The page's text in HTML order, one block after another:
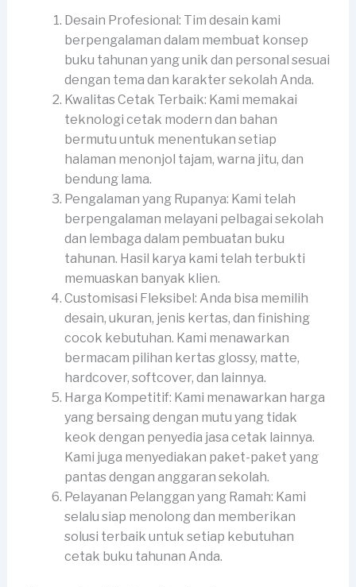
Desain Profesional: Tim desain kami
berpengalaman dalam membuat konsep
buku tahunan yang unik dan personal sesuai
dengan tema dan karakter sekolah Anda.
Kwalitas Cetak Terbaik: Kami memakai
teknologi cetak modern dan bahan
bermutu untuk menentukan setiap
halaman menonjol tajam, warna jitu, dan
bendung lama.
Pengalaman yang Rupanya: Kami telah
berpengalaman melayani pelbagai sekolah
dan lembaga dalam pembuatan buku
tahunan. Hasil karya kami telah terbukti
memuaskan banyak klien.
Customisasi Fleksibel: Anda bisa memilih
desain, ukuran, jenis kertas, dan finishing
cocok kebutuhan. Kami menawarkan
bermacam pilihan kertas glossy, matte,
hardcover, softcover, dan lainnya.
Harga Kompetitif: Kami menawarkan harga
yang bersaing dengan mutu yang tidak
keok dengan penyedia jasa cetak lainnya.
Kami juga menyediakan paket-paket yang
pantas dengan anggaran sekolah.
Pelayanan Pelanggan yang Ramah: Kami
selalu siap menolong dan memberikan
solusi terbaik untuk setiap kebutuhan
cetak buku tahunan Anda.